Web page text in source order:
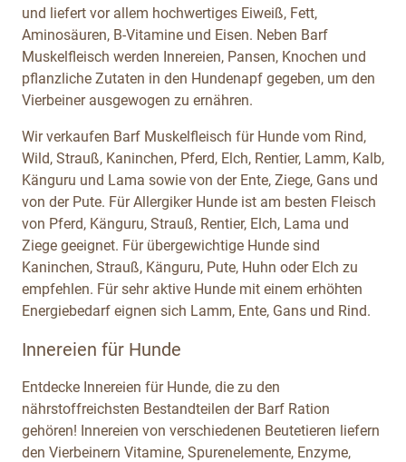
und liefert vor allem hochwertiges Eiweiß, Fett,
Aminosäuren, B-Vitamine und Eisen. Neben Barf
Muskelfleisch werden Innereien, Pansen, Knochen und
pflanzliche Zutaten in den Hundenapf gegeben, um den
Vierbeiner ausgewogen zu ernähren.
Wir verkaufen Barf Muskelfleisch für Hunde vom Rind,
Wild, Strauß, Kaninchen, Pferd, Elch, Rentier, Lamm, Kalb,
Känguru und Lama sowie von der Ente, Ziege, Gans und
von der Pute. Für Allergiker Hunde ist am besten Fleisch
von Pferd, Känguru, Strauß, Rentier, Elch, Lama und
Ziege geeignet. Für übergewichtige Hunde sind
Kaninchen, Strauß, Känguru, Pute, Huhn oder Elch zu
empfehlen. Für sehr aktive Hunde mit einem erhöhten
Energiebedarf eignen sich Lamm, Ente, Gans und Rind.
Innereien für Hunde
Entdecke Innereien für Hunde, die zu den
nährstoffreichsten Bestandteilen der Barf Ration
gehören! Innereien von verschiedenen Beutetieren liefern
den Vierbeinern Vitamine, Spurenelemente, Enzyme,